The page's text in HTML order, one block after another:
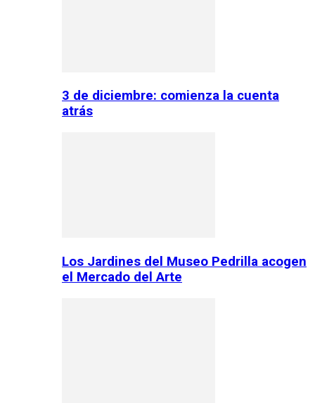
3 de diciembre: comienza la cuenta
atrás
Los Jardines del Museo Pedrilla acogen
el Mercado del Arte